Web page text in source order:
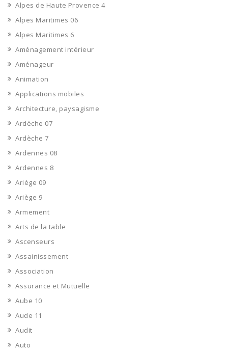
Alpes de Haute Provence 4
Alpes Maritimes 06
Alpes Maritimes 6
Aménagement intérieur
Aménageur
Animation
Applications mobiles
Architecture, paysagisme
Ardèche 07
Ardèche 7
Ardennes 08
Ardennes 8
Ariège 09
Ariège 9
Armement
Arts de la table
Ascenseurs
Assainissement
Association
Assurance et Mutuelle
Aube 10
Aude 11
Audit
Auto